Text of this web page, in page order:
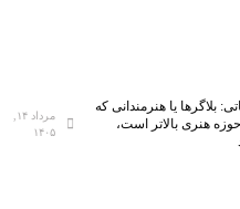
بلاگر‌ها یا هنرمندانی که
هنری بالاتر است،
۱۴۰۵